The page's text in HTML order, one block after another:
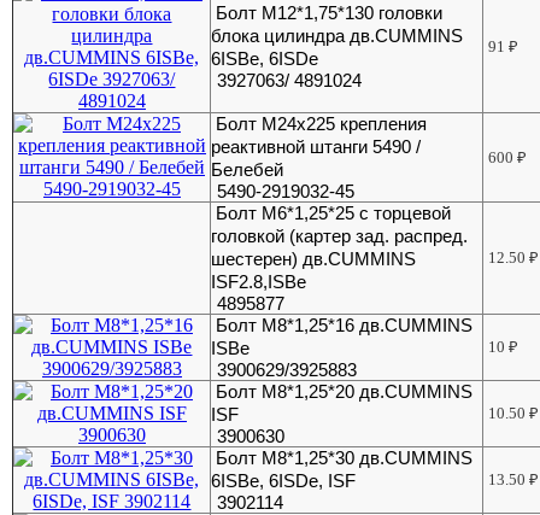
Болт М12*1,75*130 головки
блока цилиндра дв.CUMMINS
6ISBe, 6ISDe
3927063/ 4891024
91₽
Болт М24х225 крепления
реактивной штанги 5490 /
Белебей
5490-2919032-45
600₽
Болт М6*1,25*25 с торцевой
головкой (картер зад. распред.
шестерен) дв.CUMMINS
ISF2.8,ISBe
4895877
12.50₽
Болт М8*1,25*16 дв.CUMMINS
ISBe
3900629/3925883
10₽
Болт М8*1,25*20 дв.CUMMINS
ISF
3900630
10.50₽
Болт М8*1,25*30 дв.CUMMINS
6ISBe, 6ISDe, ISF
3902114
13.50₽